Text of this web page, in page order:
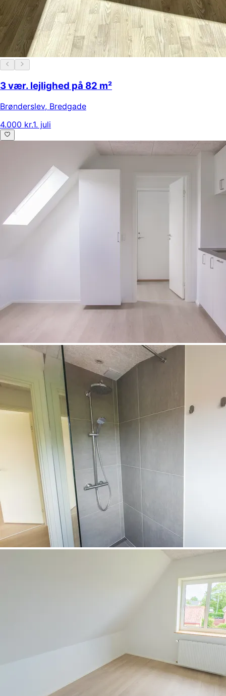
3 vær. lejlighed på 82 m²
Brønderslev, Bredgade
4.000 kr.1. juli